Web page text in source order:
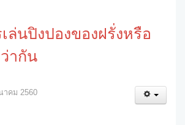
ล่นปิงปองของฝรั่งหรือ
ากัน
าคม 2560